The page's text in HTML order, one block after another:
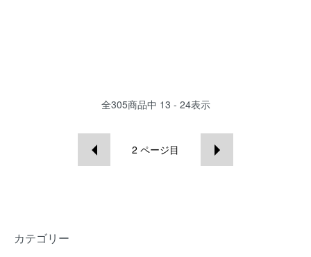
全305商品中 13 - 24表示
2 ページ目
カテゴリー